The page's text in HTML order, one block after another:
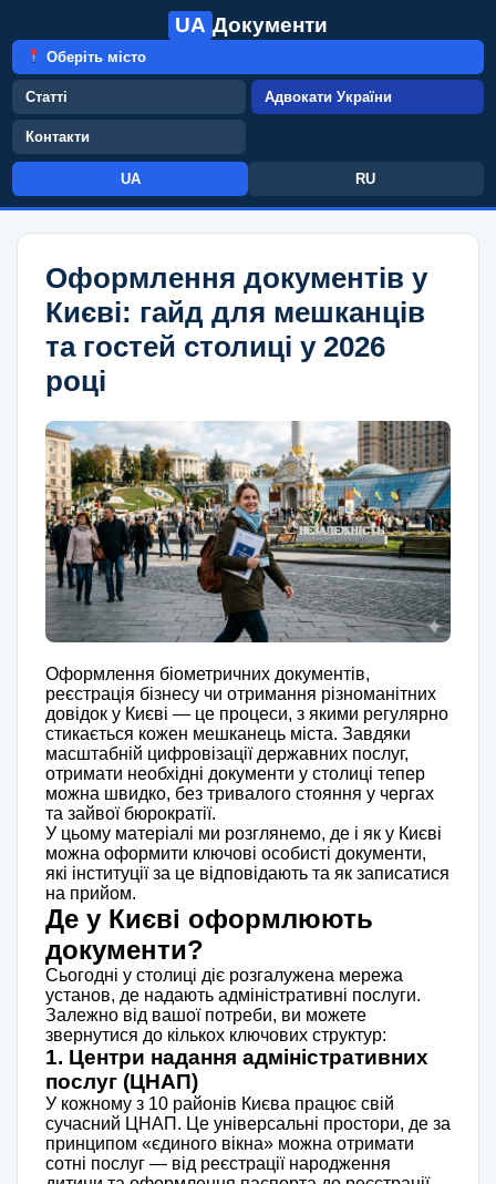
UA Документи
Оберіть місто
Статті Адвокати України
Контакти
UA RU
Оформлення документів у
Києві: гайд для мешканців
та гостей столиці у 2026
році
Оформлення біометричних документів,
реєстрація бізнесу чи отримання різноманітних
довідок у Києві — це процеси, з якими регулярно
стикається кожен мешканець міста. Завдяки
масштабній цифровізації державних послуг,
отримати необхідні документи у столиці тепер
можна швидко, без тривалого стояння у чергах
та зайвої бюрократії.
У цьому матеріалі ми розглянемо, де і як у Києві
можна оформити ключові особисті документи,
які інституції за це відповідають та як записатися
на прийом.
Де у Києві оформлюють
документи?
Сьогодні у столиці діє розгалужена мережа
установ, де надають адміністративні послуги.
Залежно від вашої потреби, ви можете
звернутися до кількох ключових структур:
1. Центри надання адміністративних
послуг (ЦНАП)
У кожному з 10 районів Києва працює свій
сучасний ЦНАП. Це універсальні простори, де за
принципом «єдиного вікна» можна отримати
сотні послуг — від реєстрації народження